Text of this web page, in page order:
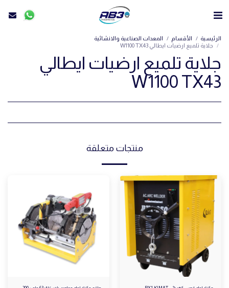
الرئيسية الأقسام
المعدات الصناعية والانشائية
جلاية تلميع ارضيات ايطالي W1100 TX43
جلاية تلميع ارضيات ايطالي
W1100 TX43
منتجات متعلقة